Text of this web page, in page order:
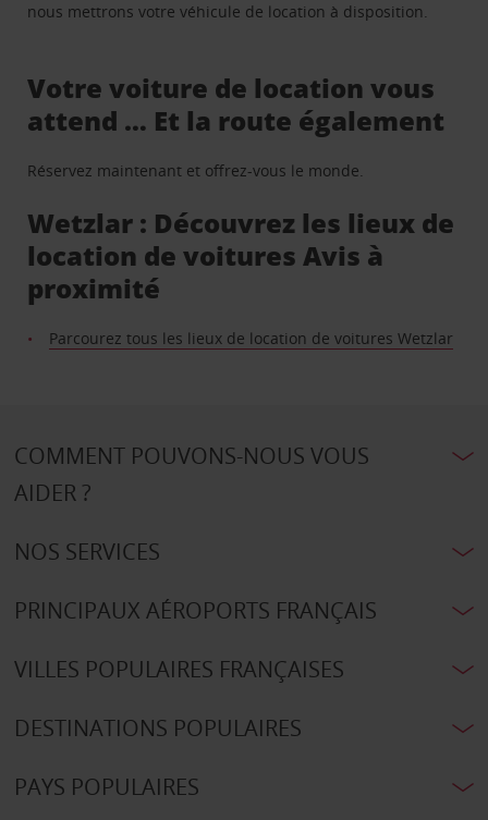
nous mettrons votre véhicule de location à disposition.
Votre voiture de location vous
attend … Et la route également
Réservez maintenant et offrez-vous le monde.
Wetzlar : Découvrez les lieux de
location de voitures Avis à
proximité
Parcourez tous les lieux de location de voitures Wetzlar
COMMENT POUVONS-NOUS VOUS
AIDER ?
NOS SERVICES
PRINCIPAUX AÉROPORTS FRANÇAIS
VILLES POPULAIRES FRANÇAISES
DESTINATIONS POPULAIRES
PAYS POPULAIRES